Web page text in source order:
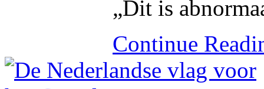
„Dit is
Continue